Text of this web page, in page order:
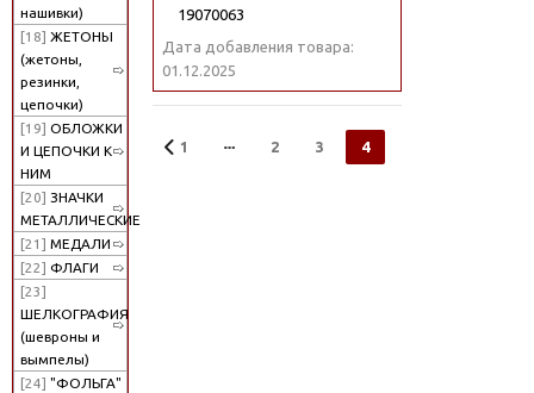
нашивки)
[18] ЖЕТОНЫ
(жетоны,
резинки,
цепочки)
[19] ОБЛОЖКИ
И ЦЕПОЧКИ К
НИМ
[20] ЗНАЧКИ
МЕТАЛЛИЧЕСКИЕ
[21] МЕДАЛИ
[22] ФЛАГИ
[23]
ШЕЛКОГРАФИЯ
(шевроны и
вымпелы)
[24] "ФОЛЬГА"
19070063
Дата добавления товара:
01.12.2025
1 2 3 4